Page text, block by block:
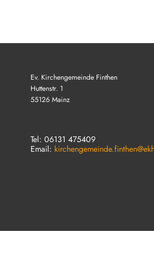
Ev. Kirchengemeinde Finthen
Huttenstr. 1
55126 Mainz
Tel: 06131 475409
Email: